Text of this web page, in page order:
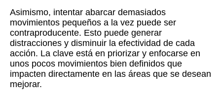
Asimismo, intentar abarcar demasiados
movimientos pequeños a la vez puede ser
contraproducente. Esto puede generar
distracciones y disminuir la efectividad de cada
acción. La clave está en priorizar y enfocarse en
unos pocos movimientos bien definidos que
impacten directamente en las áreas que se desean
mejorar.